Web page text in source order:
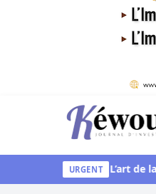
Aller au contenu
Kéwoulo, le
URGENT
et spirituelle L’art de la